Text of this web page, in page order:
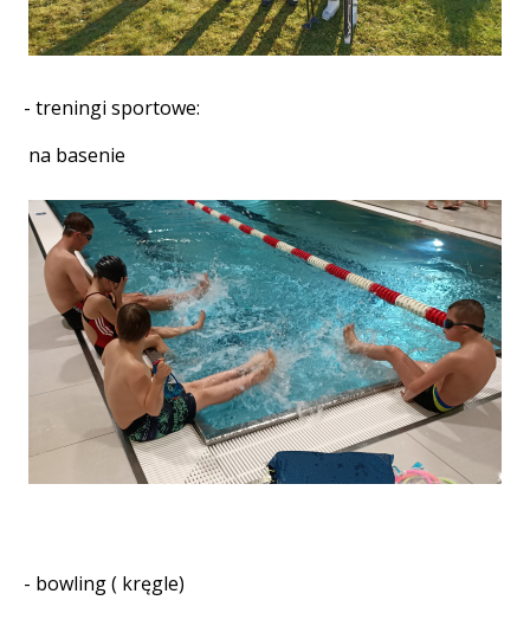
- treningi sportowe:
na basenie
- bowling ( kręgle)